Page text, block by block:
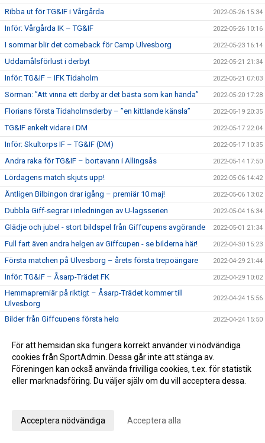
Ribba ut för TG&IF i Vårgårda 2022-05-26 15:34
Inför: Vårgårda IK – TG&IF 2022-05-26 10:16
I sommar blir det comeback för Camp Ulvesborg 2022-05-23 16:14
Uddamålsförlust i derbyt 2022-05-21 21:34
Inför: TG&IF – IFK Tidaholm 2022-05-21 07:03
Sörman: ”Att vinna ett derby är det bästa som kan hända” 2022-05-20 17:28
Florians första Tidaholmsderby – ”en kittlande känsla” 2022-05-19 20:35
TG&IF enkelt vidare i DM 2022-05-17 22:04
Inför: Skultorps IF – TG&IF (DM) 2022-05-17 10:35
Andra raka för TG&IF – bortavann i Allingsås 2022-05-14 17:50
Lördagens match skjuts upp! 2022-05-06 14:42
Äntligen Bilbingon drar igång – premiär 10 maj! 2022-05-06 13:02
Dubbla Giff-segrar i inledningen av U-lagsserien 2022-05-04 16:34
Glädje och jubel - stort bildspel från Giffcupens avgörande 2022-05-01 21:34
Full fart även andra helgen av Giffcupen - se bilderna här! 2022-04-30 15:23
Första matchen på Ulvesborg – årets första trepoängare 2022-04-29 21:44
Inför: TG&IF – Åsarp-Trädet FK 2022-04-29 10:02
Hemmapremiär på riktigt – Åsarp-Trädet kommer till
Ulvesborg
2022-04-24 15:56
Bilder från Giffcupens första helg 2022-04-24 15:50
Sent mål räddade en poäng i hemmapremiären 2022-04-15 16:08
Inför: TG&IF – Brålanda IF 2022-04-15 11:09
Ny tid på hemmapremiären 2022-04-11 19:33
Inför: Holmalunds IF – TG&IF
För att hemsidan ska fungera korrekt använder vi nödvändiga
cookies från SportAdmin. Dessa går inte att stänga av.
Föreningen kan också använda frivilliga cookies, t.ex. för statistik
eller marknadsföring. Du väljer själv om du vill acceptera dessa.
Acceptera nödvändiga Acceptera alla